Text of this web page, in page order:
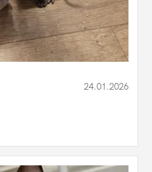
24.01.2026